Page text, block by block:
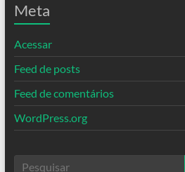
Meta
Acessar
Feed de posts
Feed de comentários
WordPress.org